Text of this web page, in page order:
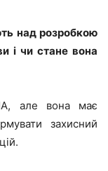
над розробкою
і чи стане вона
але вона має
захисний